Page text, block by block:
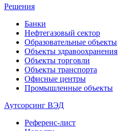
Решения
Банки
Нефтегазовый сектор
Образовательные объекты
Объекты здравоохранения
Объекты торговли
Объекты транспорта
Офисные центры
Промышленные объекты
Аутсорсинг ВЭД
Референс-лист